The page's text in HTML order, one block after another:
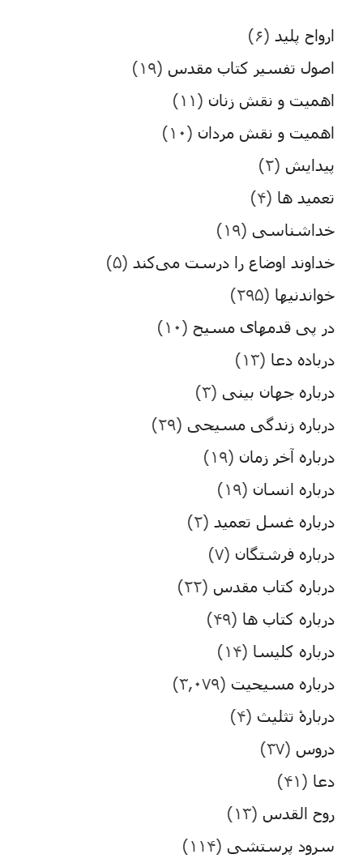
ارواح پلید (۶)
اصول تفسیر کتاب مقدس (۱۹)
اهمیت و نقش زنان (۱۱)
اهمیت و نقش مردان (۱۰)
پیدایش (۲)
تعمید ها (۴)
خداشناسی (۱۹)
خداوند اوضاع را درست می‌کند (۵)
خواندنیها (۲۹۵)
در پی قدمهای مسیح (۱۰)
درباده دعا (۱۳)
درباره جهان بینی (۳)
درباره زندگی مسیحی (۲۹)
درباره آخر زمان (۱۹)
درباره انسان (۱۹)
درباره غسل تعمید (۲)
درباره فرشتگان (۷)
درباره کتاب مقدس (۲۲)
درباره کتاب ها (۴۹)
درباره کلیسا (۱۴)
درباره مسیحیت (۳,۰۷۹)
دربارۀ تثلیث (۴)
دروس (۳۷)
دعا (۴۱)
روح القدس (۱۳)
سرود پرستشی (۱۱۴)